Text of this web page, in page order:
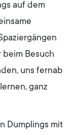
auf dem
Besuch
uns fernab
ganz
Dumplings mit